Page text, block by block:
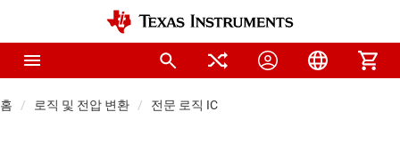
홈 로직 및 전압 변환 전문 로직 IC